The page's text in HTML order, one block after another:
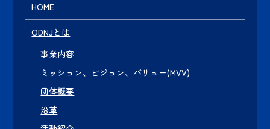
HOME
ODNJとは
事業内容
ミッション、ビジョン、バリュー(MVV)
団体概要
沿革